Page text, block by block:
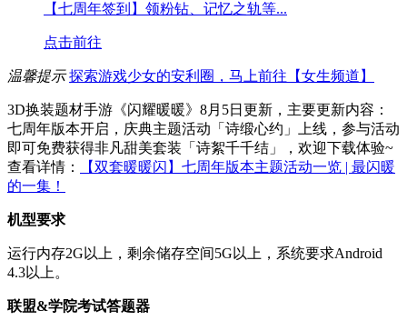
【七周年签到】领粉钻、记忆之轨等...
点击前往
温馨提示 探索游戏少女的安利圈，马上前往【女生频道】
3D换装题材手游《闪耀暖暖》8月5日更新，主要更新内容：
七周年版本开启，庆典主题活动「诗缎心约」上线，参与活动
即可免费获得非凡甜美套装「诗絮千千结」，欢迎下载体验~
查看详情：
【双套暖暖闪】七周年版本主题活动一览 | 最闪暖
的一集！
机型要求
运行内存2G以上，剩余储存空间5G以上，系统要求Android
4.3以上。
联盟&学院考试答题器